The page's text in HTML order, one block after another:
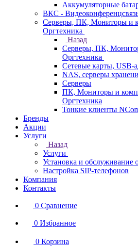
Аккумуляторные
ВКС -
Серверы, ПК, Мониторы и
Оргтехника
Назад
Серверы, ПК,
Оргтехника
Сетевые карты, USB-
NAS, серверы
Серверы
ПК, Мониторы и
Оргтехника
Тонкие клиенты
Бренды
Акции
Услуги
Назад
Услуги
Установка и
Настройка SIP-телефонов
Компания
Контакты
0 Сравнение
0 Избранное
0 Корзина